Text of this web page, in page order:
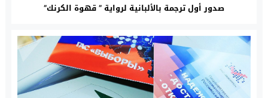
صدور أول ترجمة بالألبانية لرواية ” قهوة الكرنك”